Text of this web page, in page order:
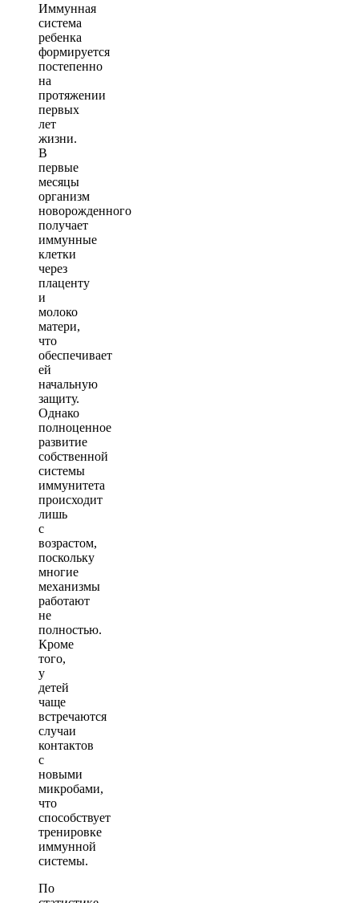
Иммунная
система
ребенка
формируется
постепенно
на
протяжении
первых
лет
жизни.
В
первые
месяцы
организм
новорожденного
получает
иммунные
клетки
через
плаценту
и
молоко
матери,
что
обеспечивает
ей
начальную
защиту.
Однако
полноценное
развитие
собственной
системы
иммунитета
происходит
лишь
с
возрастом,
поскольку
многие
механизмы
работают
не
полностью.
Кроме
того,
у
детей
чаще
встречаются
случаи
контактов
с
новыми
микробами,
что
способствует
тренировке
иммунной
системы.
По